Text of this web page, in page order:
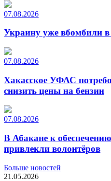
07.08.2026
Украину уже вбомбили в
07.08.2026
Хакасское УФАС
снизить цены на бензин
07.08.2026
В Абакане к
привлекли волонтёров
Больше новостей
21.05.2026